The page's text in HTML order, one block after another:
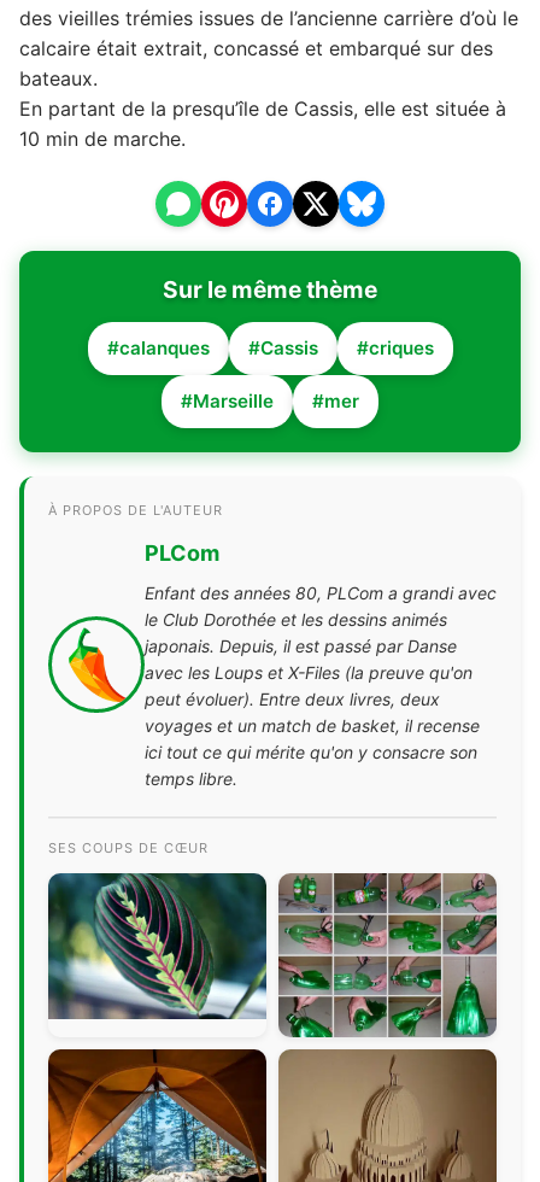
des vieilles trémies issues de l’ancienne carrière d’où le
calcaire était extrait, concassé et embarqué sur des
bateaux.
En partant de la presqu’île de Cassis, elle est située à
10 min de marche.
Sur le même thème
#calanques #Cassis #criques
#Marseille #mer
À PROPOS DE L'AUTEUR
PLCom
Enfant des années 80, PLCom a grandi avec
le Club Dorothée et les dessins animés
japonais. Depuis, il est passé par Danse
avec les Loups et X-Files (la preuve qu'on
peut évoluer). Entre deux livres, deux
voyages et un match de basket, il recense
ici tout ce qui mérite qu'on y consacre son
temps libre.
SES COUPS DE CŒUR